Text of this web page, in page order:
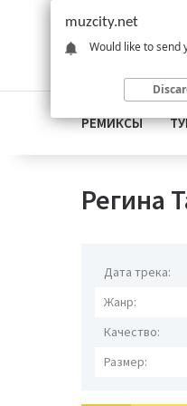
РЕМИКСЫ
Регина
Дата трека:
Жанр:
Качество:
Размер:
muzcity.net
Would like to send